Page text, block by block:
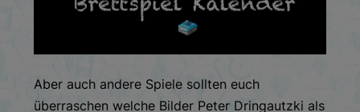
Aber auch andere Spiele sollten euch
überraschen welche Bilder Peter Dringautzki als